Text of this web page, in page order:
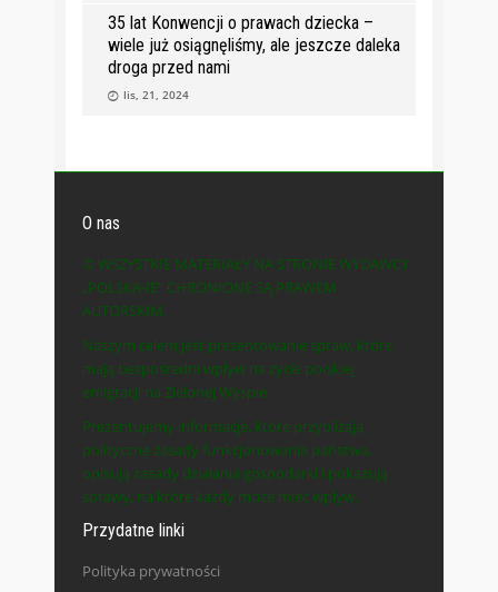
35 lat Konwencji o prawach dziecka –
wiele już osiągnęliśmy, ale jeszcze daleka
droga przed nami
lis, 21, 2024
O nas
© WSZYSTKIE MATERIAŁY NA STRONIE WYDAWCY
„POLSKA-IE” CHRONIONE SĄ PRAWEM
AUTORSKIM.
Naszym celem jest prezentowanie spraw, które
mają bezpośredni wpływ na życie polskiej
emigracji na Zielonej Wyspie.
Prezentujemy informacje, które przybliżają
polityczne zasady funkcjonowania państwa,
opisują zasady działania gospodarki i pokazują
sprawy, na które każdy może mieć wpływ.
Przydatne linki
Polityka prywatności